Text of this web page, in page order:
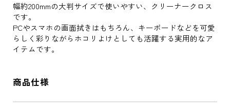
幅約200mmの大判サイズで使いやすい、クリーナークロス
です。
PCやスマホの画面拭きはもちろん、キーボードなどを可愛
らしく彩りながらホコリよけとしても活躍する実用的なア
イテムです。
商品仕様